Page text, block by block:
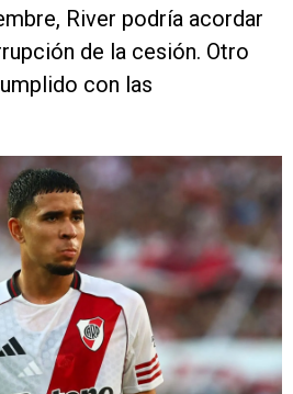
River podría acordar
de la cesión. Otro
con las